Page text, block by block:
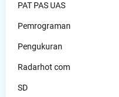
PAT PAS UAS
Pemrograman
Pengukuran
Radarhot com
SD